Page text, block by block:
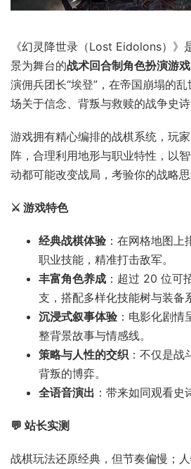
《幻灵降世录（Lost Eidolons）》
景为舞台的战术回合制角色扮演游戏
演佣兵团长“埃登”，在帝国崩塌的
场关于信念、背叛与救赎的战争史诗
游戏拥有精心编排的战棋系统，玩
阵，合理利用地形与职业特性，以
动都可能改变战局，考验你的战略思
⚔️ 游戏特色
经典战棋体验 ：在网格地图上
职业技能，精准打击敌军。
丰富角色养成 ：超过 20 位可
支，搭配多样化技能树与装备
沉浸式叙事体验 ：电影化剧
整背景故事与情感线。
策略与人性的交织 ：不仅是
背叛的博弈。
全语音演出 ：带来如同观看史
💬 站长实测
战棋玩法还原经典，但节奏偏慢；